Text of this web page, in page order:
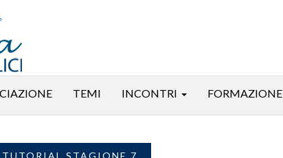
TEMI INCONTRI FORMAZIONE
TUTORIAL STAGIONE 7